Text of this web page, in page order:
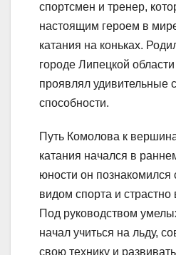
спортсмен и тренер,
настоящим героем в
катания на коньках.
городе Липецкой
проявлял удивительные
способности.
Путь Комолова к
катания начался в
юности он познакомился
видом спорта и
Под руководством
начал учиться на льду,
свою технику и